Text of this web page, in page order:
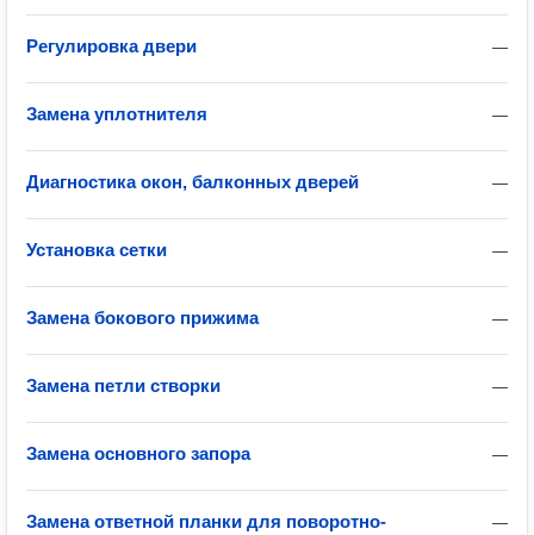
—
Регулировка двери
—
Замена уплотнителя
—
Диагностика окон, балконных дверей
—
Установка сетки
—
Замена бокового прижима
—
Замена петли створки
—
Замена основного запора
—
Замена ответной планки для поворотно-